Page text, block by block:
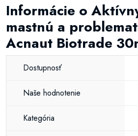
Informácie o
mastnú a
Acnaut Biotrade
Dostupnosť
Naše hodnotenie
Kategória